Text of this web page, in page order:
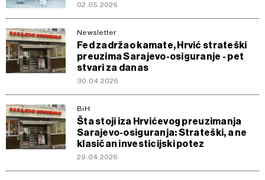
02.05.2026
Newsletter
Fed zadržao kamate, Hrvić strateški
preuzima Sarajevo-osiguranje - pet
stvari za danas
30.04.2026
BiH
Šta stoji iza Hrvićevog preuzimanja
Sarajevo-osiguranja: Strateški, a ne
klasičan investicijski potez
29.04.2026